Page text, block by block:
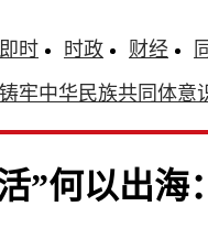
即时 时政 财经
铸牢中华民族共同体意
”何以出